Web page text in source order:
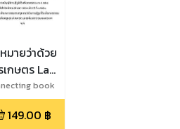
มายว่าด้วย
เกษตร Law
book
149.00 ฿